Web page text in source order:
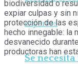
Se
biodiversidad o
expiar culpas y sin
protección de las
hecho innegable: la
desvanecido
productoras han